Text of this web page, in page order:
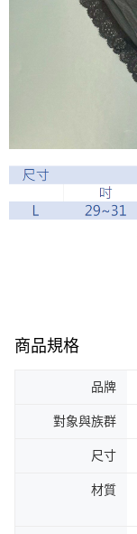
商品規格
品牌
對象與族群
尺寸
材質